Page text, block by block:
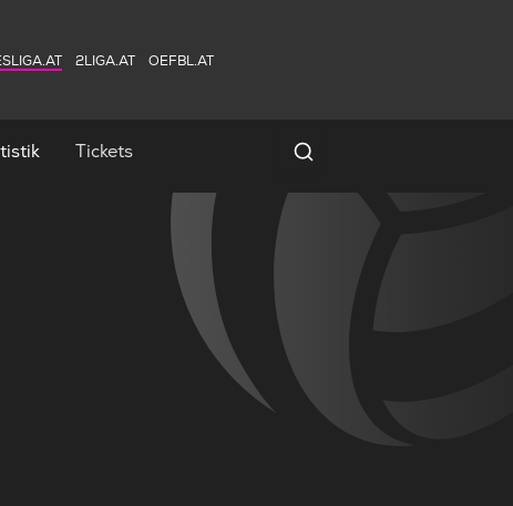
2LIGA.AT OEFBL.AT
Tickets Spielersuche